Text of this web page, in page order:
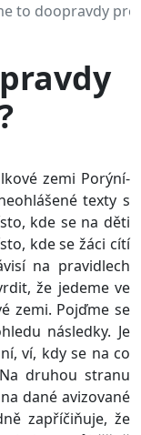
to doopravdy pro
zemi Porýní-
texty s
kde se na děti
kde se žáci cítí
na pravidlech
že jedeme ve
zemi. Pojďme se
následky. Je
ví, kdy se na co
druhou stranu
dané avizované
zapříčiňuje, že